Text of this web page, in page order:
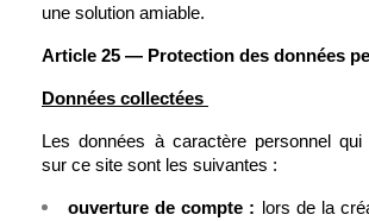
une solution amiable.
Article 25 — Protection des données
Données collectées
Les données à caractère personnel
sur ce site sont les suivantes :
ouverture de compte :
lors de la